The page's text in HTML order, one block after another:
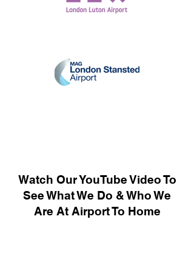
Watch Our YouTube Video To
See What We Do & Who We
Are At Airport To Home